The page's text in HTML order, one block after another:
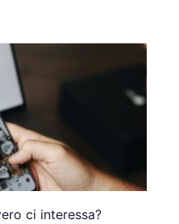
ci interessa?